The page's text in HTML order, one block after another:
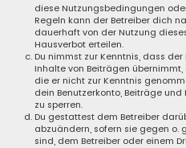
diese Nutzungsbedingungen
Regeln kann der Betreiber dich
dauerhaft von der Nutzung
Hausverbot erteilen.
Du nimmst zur Kenntnis, dass
Inhalte von Beiträgen
die er nicht zur Kenntnis
dein Benutzerkonto, Beiträge
zu sperren.
Du gestattest dem Betreiber
abzuändern, sofern sie gegen o.
sind, dem Betreiber oder einem